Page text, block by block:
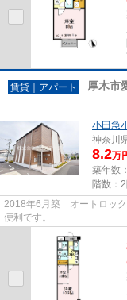
賃貸｜アパート 厚木市
小田急
神奈川
8.2万
築年数
階数：
2018年6月築 オートロッ
便利です。